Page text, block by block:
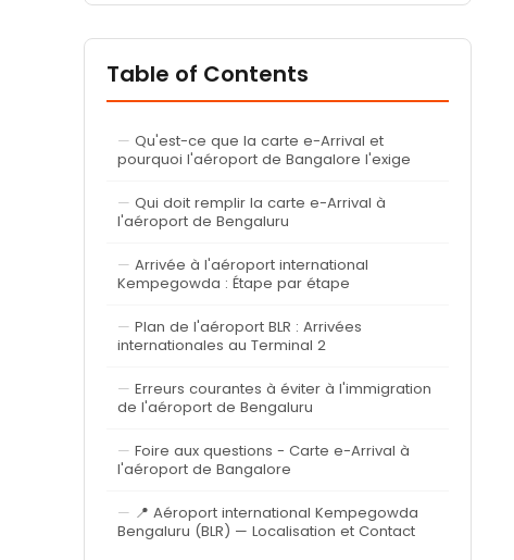
Table of Contents
Qu'est-ce que la carte e-Arrival et
pourquoi l'aéroport de Bangalore l'exige
Qui doit remplir la carte e-Arrival à
l'aéroport de Bengaluru
Arrivée à l'aéroport international
Kempegowda : Étape par étape
Plan de l'aéroport BLR : Arrivées
internationales au Terminal 2
Erreurs courantes à éviter à l'immigration
de l'aéroport de Bengaluru
Foire aux questions - Carte e-Arrival à
l'aéroport de Bangalore
📍 Aéroport international Kempegowda
Bengaluru (BLR) — Localisation et Contact